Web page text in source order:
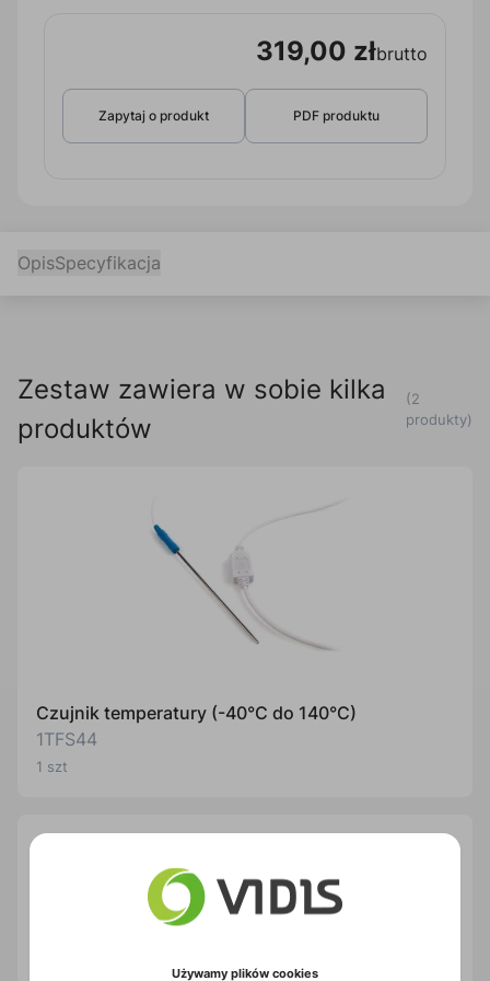
319,00 złbrutto
Zapytaj o produkt PDF produktu
OpisSpecyfikacja
Zestaw zawiera w sobie kilka
produktów
(2
produkty)
Czujnik temperatury (-40°C do 140°C)
1TFS44
1 szt
Używamy plików cookies